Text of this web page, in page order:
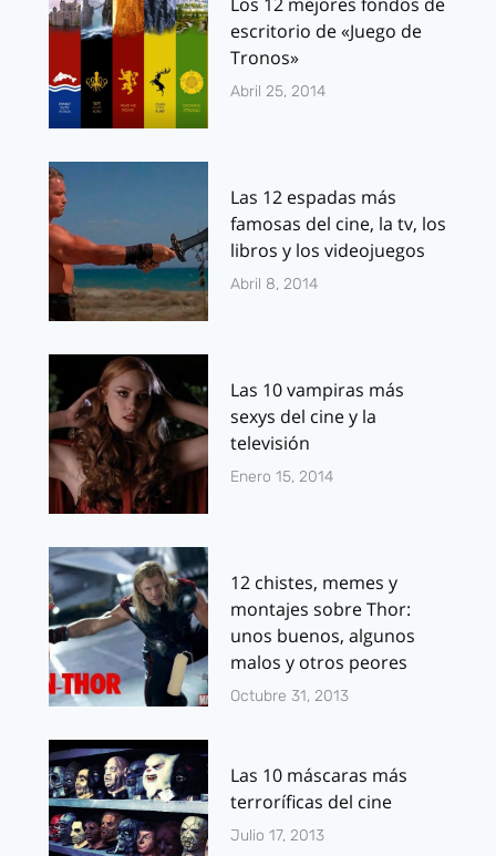
escritorio de «Juego de
Tronos»
Abril 25, 2014
Las 12 espadas más
famosas del cine, la tv, los
libros y los videojuegos
Abril 8, 2014
Las 10 vampiras más
sexys del cine y la
televisión
Enero 15, 2014
12 chistes, memes y
montajes sobre Thor:
unos buenos, algunos
malos y otros peores
Octubre 31, 2013
Las 10 máscaras más
terroríficas del cine
Julio 17, 2013